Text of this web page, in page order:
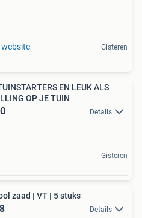
website Gisteren
EN LEUK ALS
OP JE TUIN
Details
Gisteren
Rode kool zaad | VT | 5 stuks
Details